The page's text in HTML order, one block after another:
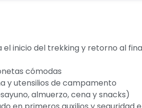
inicio del trekking y retorno al
cómodas
y utensilios de campamento
almuerzo, cena y snacks)